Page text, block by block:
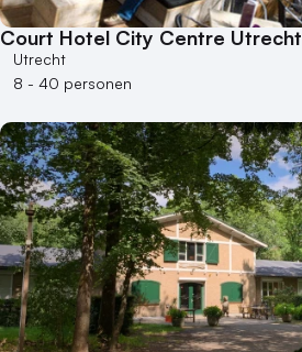
Court Hotel City Centre Utrecht
Utrecht
8 - 40 personen